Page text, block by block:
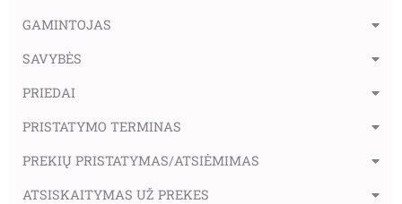
GAMINTOJAS
SAVYBĖS
PRIEDAI
PRISTATYMO TERMINAS
PREKIŲ PRISTATYMAS/ATSIĖMIMAS
ATSISKAITYMAS UŽ PREKES